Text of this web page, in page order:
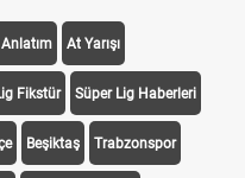
At Yarışı
Fikstür Süper Lig Haberleri
Beşiktaş Trabzonspor